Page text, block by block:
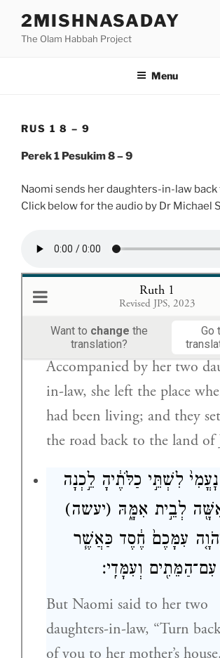
content
2MISHNASADAY
The Olam Habbah Project
Menu
RUS 1 8 – 9
Perek 1 Pesukim 8 – 9
Naomi sends her daughters-in-law back
Click below for the audio by Dr Michael